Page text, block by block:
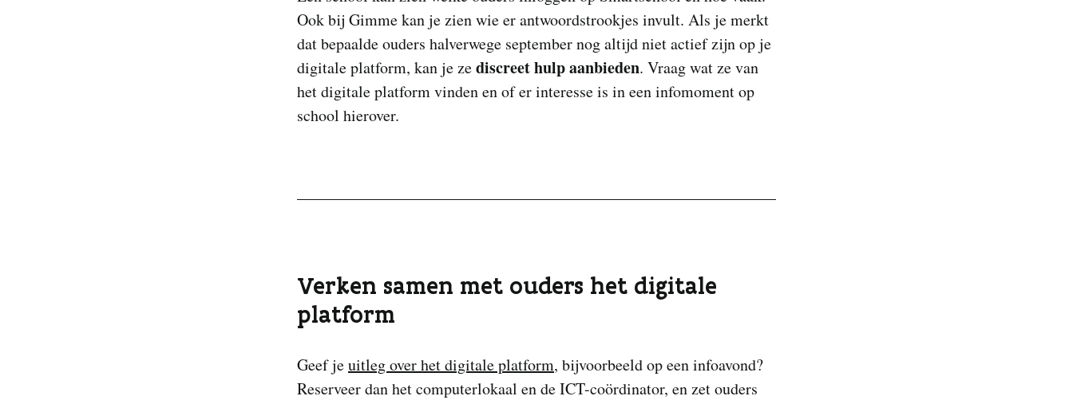
Ook bij Gimme kan je zien wie er antwoordstrookjes invult. Als je merkt
dat bepaalde ouders halverwege september nog altijd niet actief zijn op je
digitale platform, kan je zediscreet hulp aanbieden. Vraag wat ze van
het digitale platform vinden en of er interesse is in een infomoment op
school hierover.
Verken samen met ouders het digitale
platform
Geef jeuitleg over het digitale platform, bijvoorbeeld op een infoavond?
Reserveer dan het computerlokaal en de ICT-coördinator, en zet ouders